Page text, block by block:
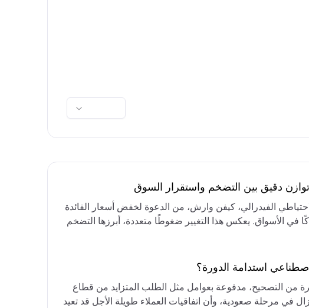
دقيق بين التضخم واستقرار السوق
الفيدرالي، كيفن وارش، من الدعوة لخفض أسعار الفائدة
في الأسواق. يعكس هذا التغيير ضغوطًا متعددة، أبرزها التضخم
في الشرق الأوسط، التي تقيد خيارات خفض الفائدة أو خفض
استدامة الدورة؟
من التصحيح، مدفوعة بعوامل مثل الطلب المتزايد من قطاع
في مرحلة صعودية، وأن اتفاقيات العملاء طويلة الأجل قد تعيد